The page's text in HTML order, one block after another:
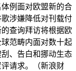
例面对欧盟新的合
涉嫌降低对刊载付
查询拜访将根据欧
范畴内面对数十起
、告白和挪动生态
请求。（新浪财